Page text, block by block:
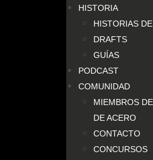
HISTORIA
HISTORIAS
DRAFTS
GUÍAS
PODCAST
COMUNIDAD
MIEMBROS
DE ACERO
CONTACTO
CONCURSOS